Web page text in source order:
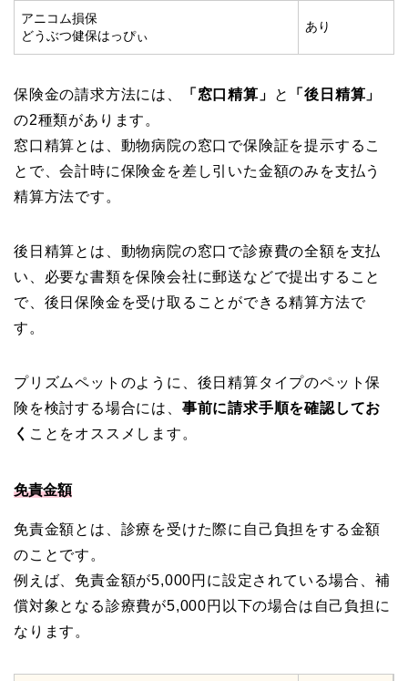
アニコム損保
どうぶつ健保はっぴぃ
あり
保険金の請求方法には、 「窓口精算」 と
「後日精算」
の2種類があります。
窓口精算とは、動物病院の窓口で保険証を提示するこ
とで、会計時に保険金を差し引いた金額のみを支払う
精算方法です。
後日精算とは、動物病院の窓口で診療費の全額を支払
い、必要な書類を保険会社に郵送などで提出すること
で、後日保険金を受け取ることができる精算方法で
す。
プリズムペットのように、後日精算タイプのペット保
険を検討する場合には、 事前に請求手順を確認してお
く ことをオススメします。
免責金額
免責金額とは、診療を受けた際に自己負担をする金額
のことです。
例えば、免責金額が5,000円に設定されている場合、補
償対象となる診療費が5,000円以下の場合は自己負担に
なります。